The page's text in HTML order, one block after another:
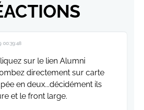
00:39:48
sur le lien Alumni
directement sur carte
en deux...décidément ils
et le front large.